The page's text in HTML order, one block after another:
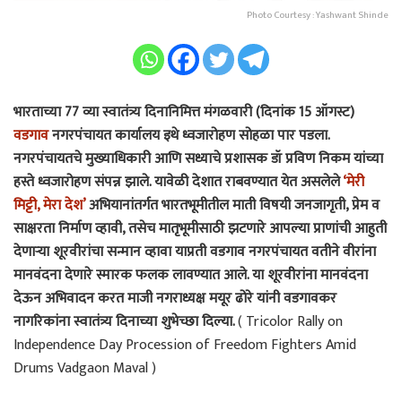
Photo Courtesy : Yashwant Shinde
भारताच्या 77 व्या स्वातंत्र्य दिनानिमित्त मंगळवारी (दिनांक 15 ऑगस्ट)
वडगावनगरपंचायत कार्यालय इथे ध्वजारोहण सोहळा पार पडला.
नगरपंचायतचे मुख्याधिकारी आणि सध्याचे प्रशासक डॉ प्रविण निकम यांच्या
हस्ते ध्वजारोहण संपन्न झाले. यावेळी देशात राबवण्यात येत असलेले‘मेरी
मिट्टी, मेरा देश’अभियानांतर्गत भारतभूमीतील माती विषयी जनजागृती, प्रेम व
साक्षरता निर्माण व्हावी, तसेच मातृभूमीसाठी झटणारे आपल्या प्राणांची आहुती
देणाऱ्या शूरवीरांचा सन्मान व्हावा याप्रती वडगाव नगरपंचायत वतीने वीरांना
मानवंदना देणारे स्मारक फलक लावण्यात आले. या शूरवीरांना मानवंदना
देऊन अभिवादन करत माजी नगराध्यक्ष मयूर ढोरे यांनी वडगावकर
नागरिकांना स्वातंत्र्य दिनाच्या शुभेच्छा दिल्या.( Tricolor Rally on
Independence Day Procession of Freedom Fighters Amid
Drums Vadgaon Maval )